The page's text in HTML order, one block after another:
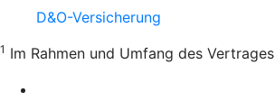
D&O-Versicherung
1 Im Rahmen und Umfang des Vertrages